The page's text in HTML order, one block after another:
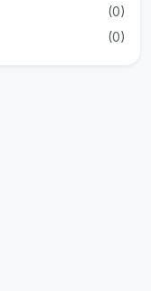
(0)
(0)